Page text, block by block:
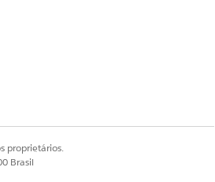
proprietários.
Brasil